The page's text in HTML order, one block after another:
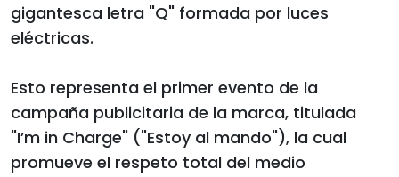
gigantesca letra "Q" formada por luces
eléctricas.
Esto representa el primer evento de la
campaña publicitaria de la marca, titulada
"I’m in Charge" ("Estoy al mando"), la cual
promueve el respeto total del medio